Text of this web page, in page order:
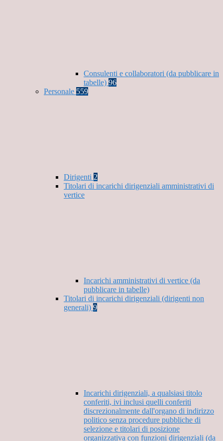
Consulenti e collaboratori (da pubblicare in
tabelle) 96
Personale 559
Dirigenti 2
Titolari di incarichi dirigenziali amministrativi di
vertice
Incarichi amministrativi di vertice (da
pubblicare in tabelle)
Titolari di incarichi dirigenziali (dirigenti non
generali) 9
Incarichi dirigenziali, a qualsiasi titolo
conferiti, ivi inclusi quelli conferiti
discrezionalmente dall'organo di indirizzo
politico senza procedure pubbliche di
selezione e titolari di posizione
organizzativa con funzioni dirigenziali (da